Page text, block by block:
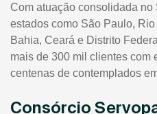
Com atuação consolidada
estados como São Paulo,
Bahia, Ceará e Distrito
mais de 300 mil clientes com
centenas de contemplados
Consórcio